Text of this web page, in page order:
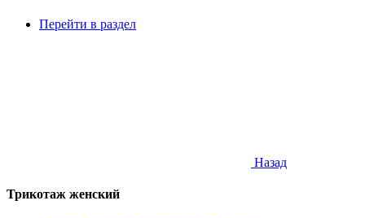
Перейти в раздел
Назад
Трикотаж женский